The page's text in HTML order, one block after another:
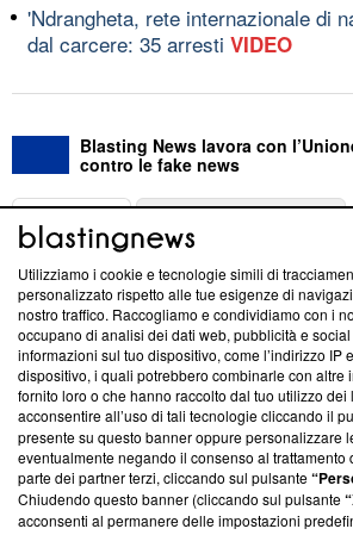
'Ndrangheta, rete internazionale di
dal carcere: 35 arresti VIDEO
Blasting News lavora con
contro le fake news
ABOUT
Questa sezione offre informazioni
News, sui nostri processi editoriali e su
creare news di qualità. Inoltre, afferma la
‘Trust Project - News with Integrity’
ancora membro del programma, ma ha
parte; Trust Project non ha ancora
conformità agli standard.
Su di noi
Team editoriale
Utilizziamo i cookie e tecnologie simili di
personalizzato rispetto alle tue esigenze di
nostro traffico. Raccogliamo e condividiamo con i
occupano di analisi dei dati web, pubblicità e
informazioni sul tuo dispositivo, come l’indirizzo IP
dispositivo, i quali potrebbero combinarle con altre
fornito loro o che hanno raccolto dal tuo utilizzo dei
acconsentire all’uso di tali tecnologie cliccando il
presente su questo banner oppure personalizzare
eventualmente negando il consenso al trattamento
parte dei partner terzi, cliccando sul pulsante
Chiudendo questo banner (cliccando sul pulsante
acconsenti al permanere delle impostazioni